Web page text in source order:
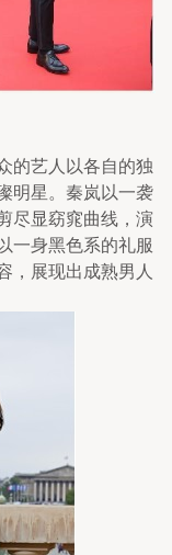
的艺人以各自的独
明星。秦岚以一袭
尽显窈窕曲线，演
一身黑色系的礼服
，展现出成熟男人